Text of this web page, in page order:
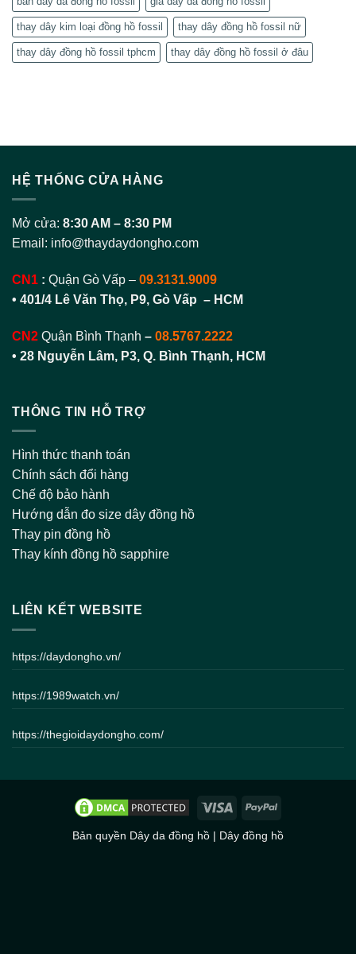
thay dây kim loại đồng hồ fossil thay dây đồng hồ fossil nữ
thay dây đồng hồ fossil tphcm thay dây đồng hồ fossil ở đâu
HỆ THỐNG CỬA HÀNG
Mở cửa: 8:30 AM – 8:30 PM
Email: info@thaydaydongho.com
CN1 : Quận Gò Vấp – 09.3131.9009
• 401/4 Lê Văn Thọ, P9, Gò Vấp – HCM
CN2 Quận Bình Thạnh – 08.5767.2222
• 28 Nguyễn Lâm, P3, Q. Bình Thạnh, HCM
THÔNG TIN HỖ TRỢ
Hình thức thanh toán
Chính sách đổi hàng
Chế độ bảo hành
Hướng dẫn đo size dây đồng hồ
Thay pin đồng hồ
Thay kính đồng hồ sapphire
LIÊN KẾT WEBSITE
https://daydongho.vn/
https://1989watch.vn/
https://thegioidaydongho.com/
Bản quyền Dây da đồng hồ | Dây đồng hồ